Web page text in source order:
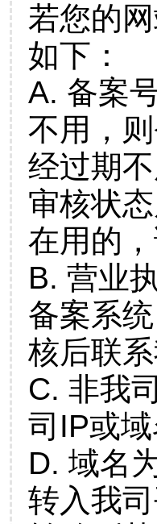
若您的
如下：
A. 备案
不用，
经过期
审核状
在用的
B. 营业
备案系统
核后联
C. 非我
司IP或
D. 域名
转入我司